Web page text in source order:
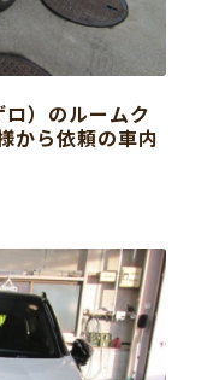
）のルームク
から依頼の車内